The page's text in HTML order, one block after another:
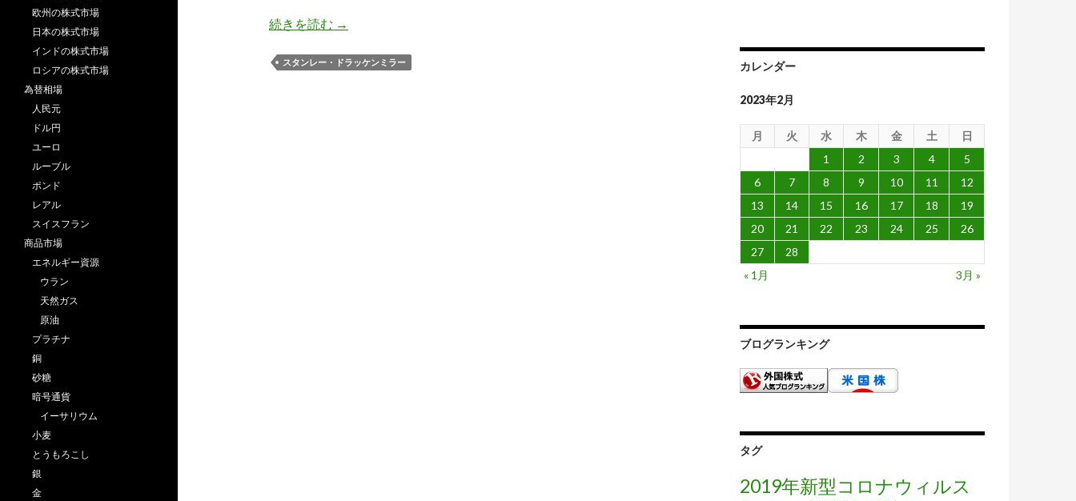
続きを読む ドラッケンミラー氏も米国株買い増し、Amazon.comは全株売却
→
スタンレー・ドラッケンミラー カレンダー
2023年2月
月 火 水 木 金 土
日
1
2 3 4
5
6
7 8 9 10 11
12
13
14 15 16 17 18
19
20
21 22 23 24 25
26
27
28
« 1月
3月 »
ブログランキング
タグ
2019年新型コロナウィルス
欧州の株式市場
日本の株式市場
インドの株式市場
ロシアの株式市場
為替相場
人民元
ドル円
ユーロ
ルーブル
ポンド
レアル
スイスフラン
商品市場
エネルギー資源
ウラン
天然ガス
原油
プラチナ
銅
砂糖
暗号通貨
イーサリウム
小麦
とうもろこし
銀
金